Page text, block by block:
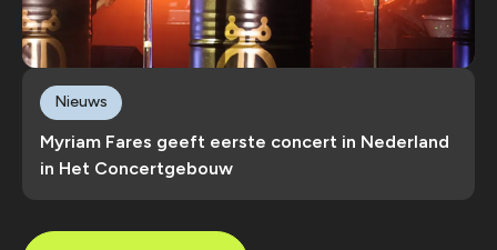
Myriam Fares geeft eerste concert in Nederland
in Het Concertgebouw
Nieuws